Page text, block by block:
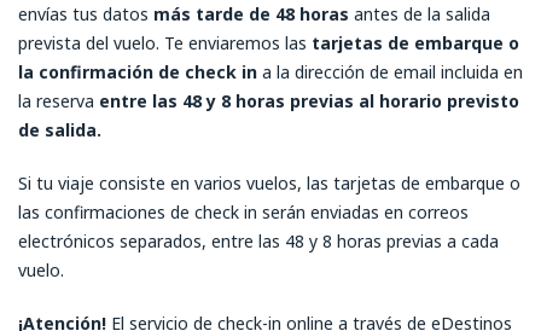
envías tus datos más tarde de 48 horas antes de la salida
prevista del vuelo. Te enviaremos las tarjetas de embarque o
la confirmación de check in a la dirección de email incluida en
la reserva entre las 48 y 8 horas previas al horario previsto
de salida.
Si tu viaje consiste en varios vuelos, las tarjetas de embarque o
las confirmaciones de check in serán enviadas en correos
electrónicos separados, entre las 48 y 8 horas previas a cada
vuelo.
¡Atención! El servicio de check-in online a través de eDestinos